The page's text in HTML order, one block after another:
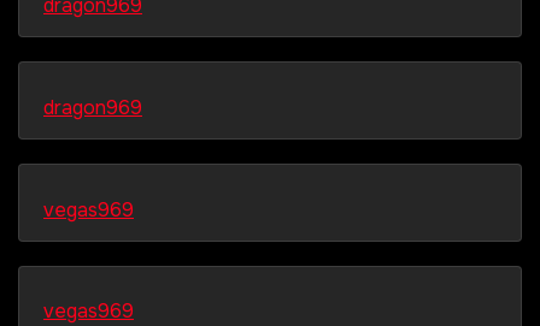
dragon969
dragon969
vegas969
vegas969